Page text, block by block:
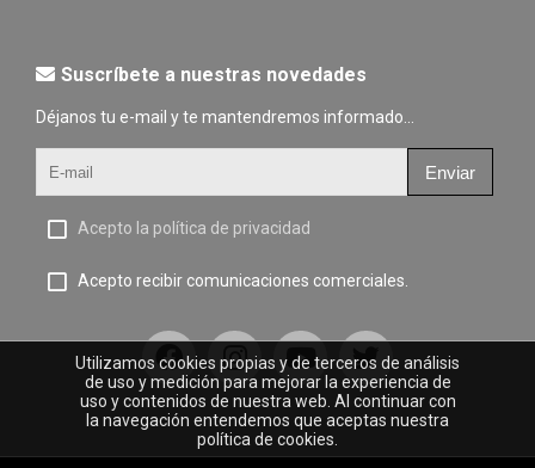
Suscríbete a nuestras novedades
Déjanos tu e-mail y te mantendremos informado...
Enviar
Acepto la política de privacidad
Acepto recibir comunicaciones comerciales.
Utilizamos cookies propias y de terceros de análisis
de uso y medición para mejorar la experiencia de
uso y contenidos de nuestra web. Al continuar con
la navegación entendemos que aceptas nuestra
política de cookies.